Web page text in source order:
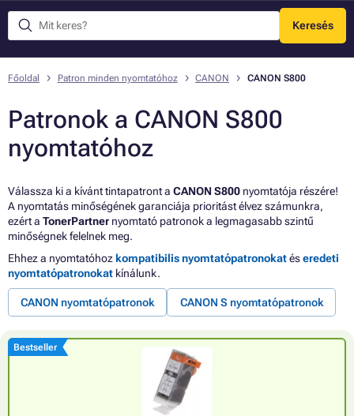
Keresés
Menü
Főoldal Patron minden nyomtatóhoz CANON CANON S800
Patronok a CANON S800
nyomtatóhoz
Válassza ki a kívánt tintapatront a CANON S800 nyomtatója részére!
A nyomtatás minőségének garanciája prioritást élvez számunkra,
ezért a TonerPartner nyomtató patronok a legmagasabb szintű
minőségnek felelnek meg.
Ehhez a nyomtatóhoz kompatibilis nyomtatópatronokatéseredeti
nyomtatópatronokat kínálunk.
CANON nyomtatópatronok CANON S nyomtatópatronok
Bestseller